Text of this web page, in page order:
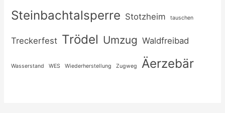
Steinbachtalsperre Stotzheim tauschen
Treckerfest Trödel Umzug Waldfreibad
Wasserstand WES Wiederherstellung Zugweg Äerzebär